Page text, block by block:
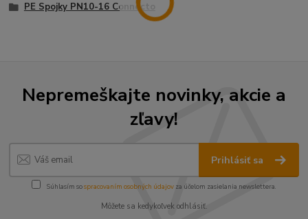
PE Spojky PN10-16 Connecto
Nepremeškajte novinky, akcie a
zľavy!
Prihlásiť sa
Súhlasím sospracovaním osobných údajov za účelom zasielania newslettera.
Môžete sa kedykoľvek odhlásiť.